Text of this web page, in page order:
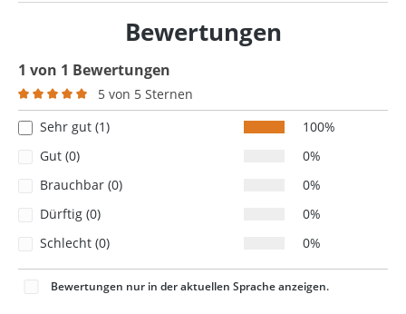
Bewertungen
1 von 1 Bewertungen
Durchschnittliche Bewertung von 5 von 5 Sternen
5 von 5 Sternen
Sehr gut (1)
100%
Gut (0)
0%
Brauchbar (0)
0%
Dürftig (0)
0%
Schlecht (0)
0%
Bewertungen nur in der aktuellen Sprache anzeigen.